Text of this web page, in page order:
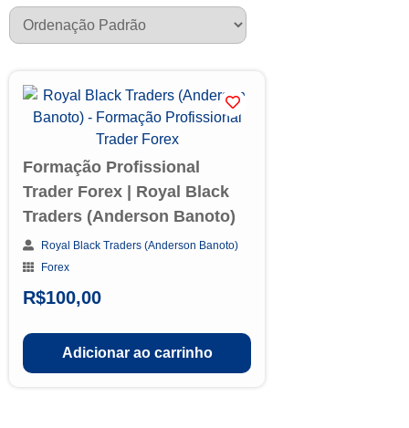
Formação Profissional
Trader Forex | Royal Black
Traders (Anderson Banoto)
Royal Black Traders (Anderson Banoto)
Forex
R$100,00
Adicionar ao carrinho